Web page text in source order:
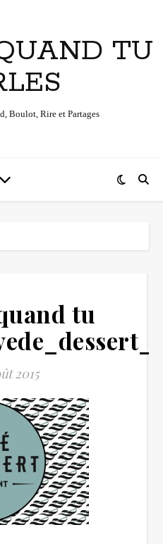
TU
Boulot, Rire et Partages
tu
2015